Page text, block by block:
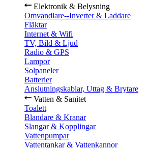
Elektronik & Belysning
Omvandlare--Inverter & Laddare
Fläktar
Internet & Wifi
TV, Bild & Ljud
Radio & GPS
Lampor
Solpaneler
Batterier
Anslutningskablar, Uttag & Brytare
Vatten & Sanitet
Toalett
Blandare & Kranar
Slangar & Kopplingar
Vattenpumpar
Vattentankar & Vattenkannor